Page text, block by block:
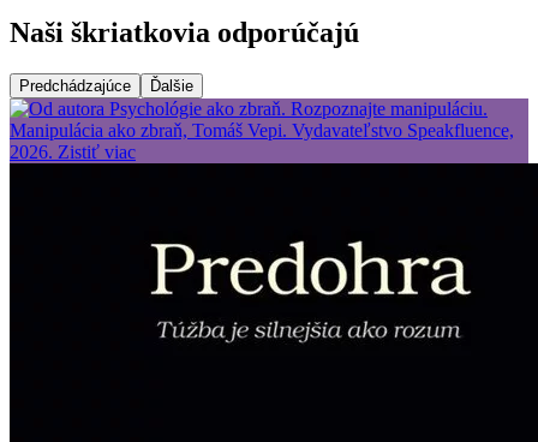
Naši škriatkovia odporúčajú
Predchádzajúce Ďalšie